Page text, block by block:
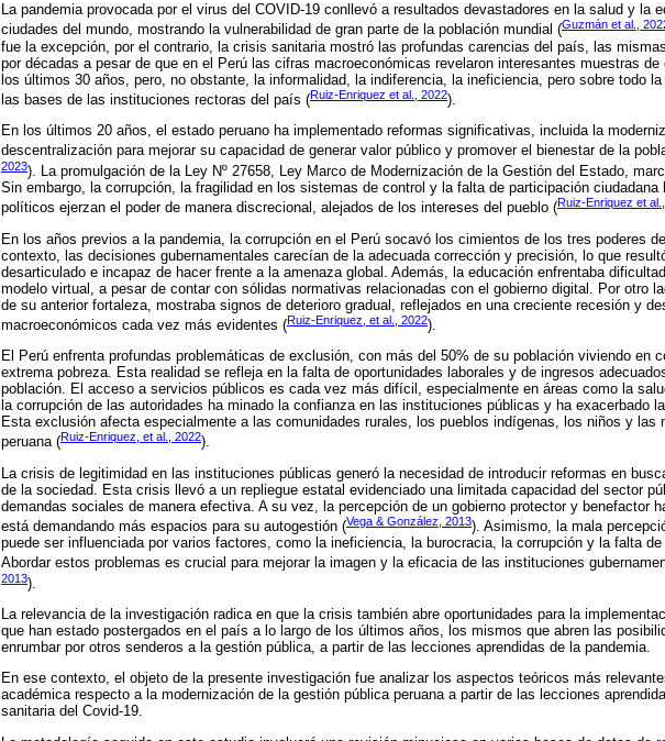
La pandemia provocada por el virus del COVID-19 conllevó a resultados devastadores en la salud y la
ciudades del mundo, mostrando la vulnerabilidad de gran parte de la población mundial (Guzmán et al.,
fue la excepción, por el contrario, la crisis sanitaria mostró las profundas carencias del país, las
por décadas a pesar de que en el Perú las cifras macroeconómicas revelaron interesantes muestras
los últimos 30 años, pero, no obstante, la informalidad, la indiferencia, la ineficiencia, pero sobre todo
las bases de las instituciones rectoras del país (Ruiz-Enriquez et al., 2022).
En los últimos 20 años, el estado peruano ha implementado reformas significativas, incluida la
descentralización para mejorar su capacidad de generar valor público y promover el bienestar de la
2023). La promulgación de la Ley Nº 27658, Ley Marco de Modernización de la Gestión del Estado,
Sin embargo, la corrupción, la fragilidad en los sistemas de control y la falta de participación ciudadana
políticos ejerzan el poder de manera discrecional, alejados de los intereses del pueblo (Ruiz-Enriquez et
En los años previos a la pandemia, la corrupción en el Perú socavó los cimientos de los tres poderes
contexto, las decisiones gubernamentales carecían de la adecuada corrección y precisión, lo que
desarticulado e incapaz de hacer frente a la amenaza global. Además, la educación enfrentaba
modelo virtual, a pesar de contar con sólidas normativas relacionadas con el gobierno digital. Por otro
de su anterior fortaleza, mostraba signos de deterioro gradual, reflejados en una creciente recesión y
macroeconómicos cada vez más evidentes (Ruiz-Enriquez, et al., 2022).
El Perú enfrenta profundas problemáticas de exclusión, con más del 50% de su población viviendo en
extrema pobreza. Esta realidad se refleja en la falta de oportunidades laborales y de ingresos
población. El acceso a servicios públicos es cada vez más difícil, especialmente en áreas como la
la corrupción de las autoridades ha minado la confianza en las instituciones públicas y ha exacerbado
Esta exclusión afecta especialmente a las comunidades rurales, los pueblos indígenas, los niños y las
peruana (Ruiz-Enriquez, et al., 2022).
La crisis de legitimidad en las instituciones públicas generó la necesidad de introducir reformas en
de la sociedad. Esta crisis llevó a un repliegue estatal evidenciado una limitada capacidad del sector
demandas sociales de manera efectiva. A su vez, la percepción de un gobierno protector y benefactor
está demandando más espacios para su autogestión (Vega & González, 2013). Asimismo, la mala
puede ser influenciada por varios factores, como la ineficiencia, la burocracia, la corrupción y la falta
Abordar estos problemas es crucial para mejorar la imagen y la eficacia de las instituciones
2013).
La relevancia de la investigación radica en que la crisis también abre oportunidades para la
que han estado postergados en el país a lo largo de los últimos años, los mismos que abren las
enrumbar por otros senderos a la gestión pública, a partir de las lecciones aprendidas de la pandemia.
En ese contexto, el objeto de la presente investigación fue analizar los aspectos teóricos más
académica respecto a la modernización de la gestión pública peruana a partir de las lecciones
sanitaria del Covid-19.